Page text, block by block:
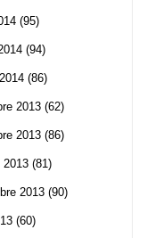
(95)
(94)
(86)
2013 (62)
2013 (86)
2013 (81)
2013 (90)
(60)